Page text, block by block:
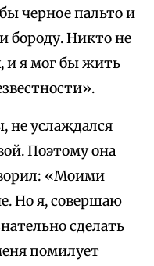
черное пальто и
бороду. Никто не
и я мог бы жить
не услаждался
Поэтому она
«Моими
Но я, совершаю
сделать
помилует